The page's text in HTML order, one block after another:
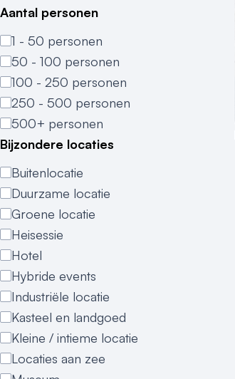
Aantal personen
1 - 50 personen
50 - 100 personen
100 - 250 personen
250 - 500 personen
500+ personen
Bijzondere locaties
Buitenlocatie
Duurzame locatie
Groene locatie
Heisessie
Hotel
Hybride events
Industriële locatie
Kasteel en landgoed
Kleine / intieme locatie
Locaties aan zee